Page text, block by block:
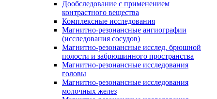
Дообследование с применением
контрастного вещества
Комплексные исследования
Магнитно-резонансные ангиографии
(исследования сосудов)
Магнитно-резонансные исслед. брюшной
полости и забрюшинного пространства
Магнитно-резонансные исследования
головы
Магнитно-резонансные исследования
молочных желез